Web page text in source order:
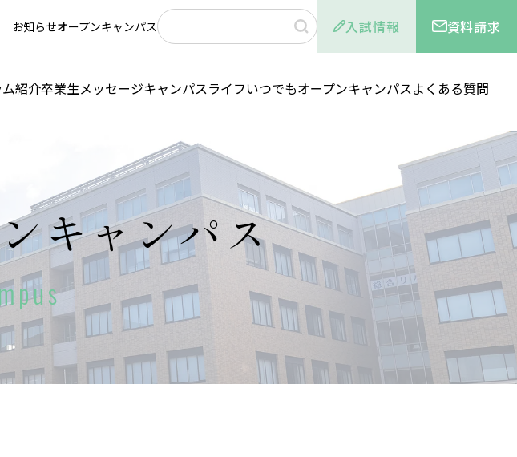
お知らせオープンキャンパス 入試情報 資料請求
紹介卒業生メッセージキャンパスライフいつでもオープンキャンパスよくある質問
キャンパス